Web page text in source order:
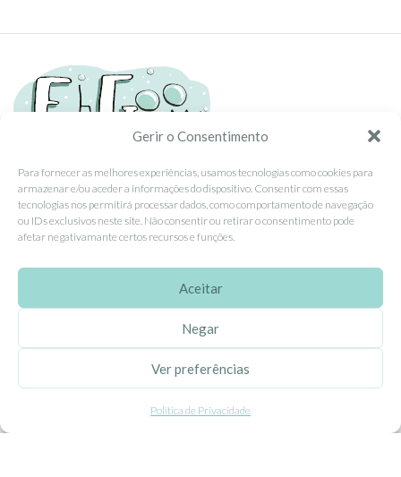
Gerir o Consentimento
Para fornecer as melhores experiências, usamos tecnologias como cookies para
armazenar e/ou aceder a informações do dispositivo. Consentir com essas
tecnologias nos permitirá processar dados, como comportamento de navegação
ou IDs exclusivos neste site. Não consentir ou retirar o consentimento pode
afetar negativamante certos recursos e funções.
Aceitar
Negar
Ver preferências
Política de Privacidade
Tel: (351) 234095278 Custo de Chamada para Rede Fixa Nacional
Email: info@ehgoom.com
Rua José Afonso, Nº 50, 3800-438 Aveiro, Portugal
Sobre Nós
Propriedade Intelectual
Colaboração com Bloggers